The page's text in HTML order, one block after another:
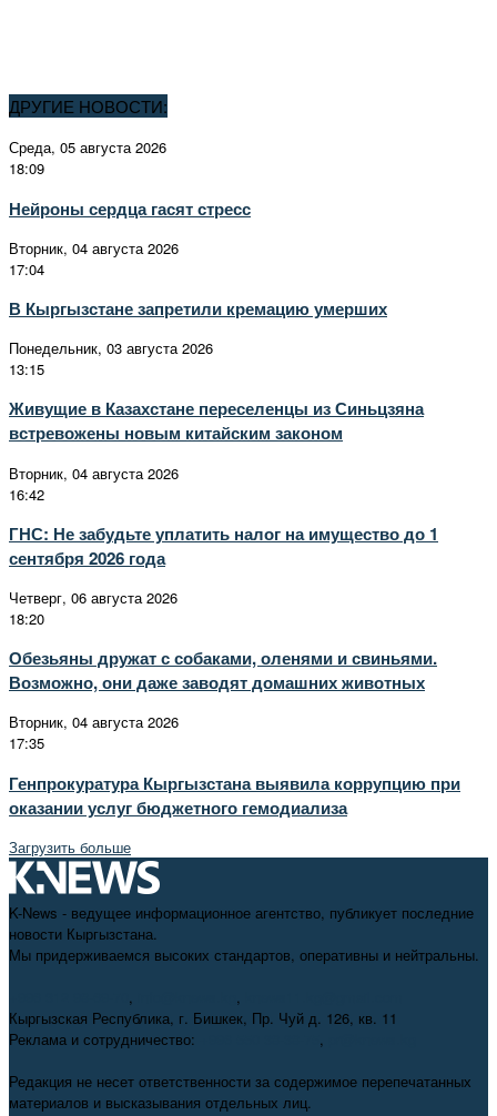
ДРУГИЕ НОВОСТИ:
Среда, 05 августа 2026
18:09
Нейроны сердца гасят стресс
Вторник, 04 августа 2026
17:04
В Кыргызстане запретили кремацию умерших
Понедельник, 03 августа 2026
13:15
Живущие в Казахстане переселенцы из Синьцзяна
встревожены новым китайским законом
Вторник, 04 августа 2026
16:42
ГНС: Не забудьте уплатить налог на имущество до 1
сентября 2026 года
Четверг, 06 августа 2026
18:20
Обезьяны дружат с собаками, оленями и свиньями.
Возможно, они даже заводят домашних животных
Вторник, 04 августа 2026
17:35
Генпрокуратура Кыргызстана выявила коррупцию при
оказании услуг бюджетного гемодиализа
Загрузить больше
K-News - ведущее информационное агентство, публикует последние
новости Кыргызстана.
Мы придерживаемся высоких стандартов, оперативны и нейтральны.
, ,
Кыргызская Республика, г. Бишкек, Пр. Чуй д. 126, кв. 11
Реклама и сотрудничество:
,
Редакция не несет ответственности за содержимое перепечатанных
материалов и высказывания отдельных лиц.